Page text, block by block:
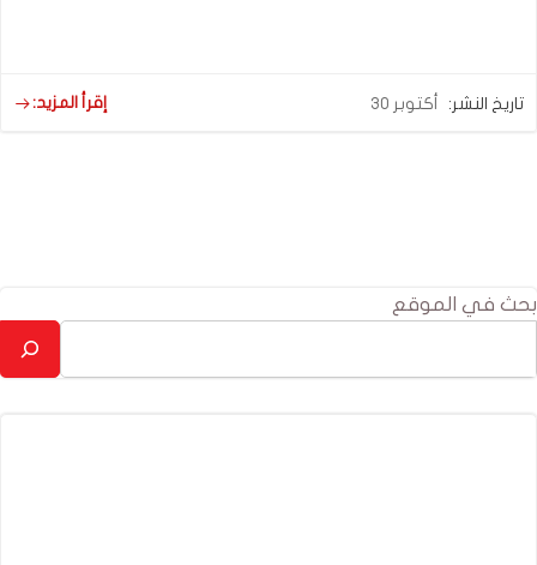
تاريخ النشر: أكتوبر 30 إقرأ المزيد:
بحث في الموقع